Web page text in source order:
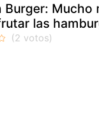
Burger: Mucho
las